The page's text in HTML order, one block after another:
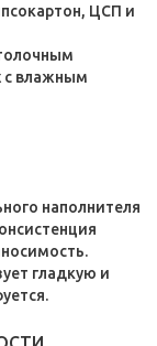
ЦСП и
с влажным
наполнителя
гладкую и